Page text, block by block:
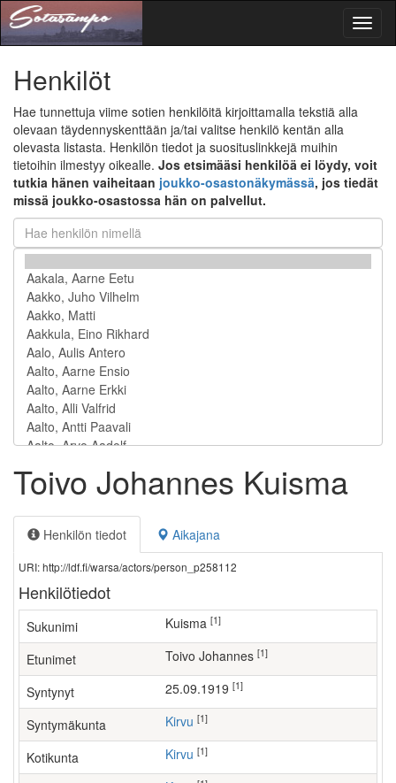
Henkilöt
Hae tunnettuja viime sotien henkilöitä kirjoittamalla tekstiä alla
olevaan täydennyskenttään ja/tai valitse henkilö kentän alla
olevasta listasta. Henkilön tiedot ja suosituslinkkejä muihin
tietoihin ilmestyy oikealle. Jos etsimääsi henkilöä ei löydy, voit
tutkia hänen vaiheitaan joukko-osastonäkymässä, jos tiedät
missä joukko-osastossa hän on palvellut.
Toivo Johannes Kuisma
Henkilön tiedot Aikajana
URI: http://ldf.fi/warsa/actors/person_p258112
Henkilötiedot
Sukunimi Kuisma [1]
Etunimet Toivo Johannes [1]
Syntynyt 25.09.1919 [1]
Syntymäkunta Kirvu [1]
Kotikunta Kirvu [1]